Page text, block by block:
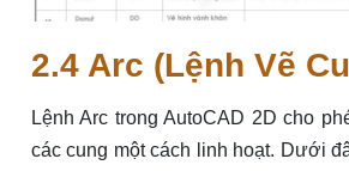
2.4 Arc (Lệnh Vẽ
Lệnh Arc trong AutoCAD 2D cho
các cung một cách linh hoạt. Dưới